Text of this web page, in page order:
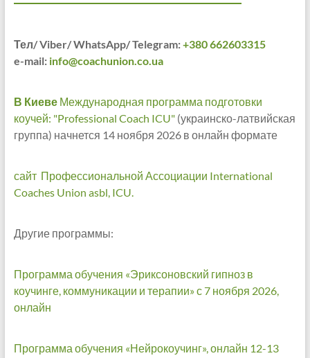
Тел/ Viber/ WhatsApp/ Telegram:+380 662603315
e-mail: info@coachunion.co.ua
В КиевеМеждународная программа подготовки
коучей: "Professional Coach ICU"(украинско-латвийская
группа) начнется 14 ноября 2026 в онлайн формате
сайт Профессиональной Ассоциации International
Coaches Union asbl, ICU.
Другие программы:
Программа обучения «Эриксоновский гипноз в
коучинге, коммуникации и терапии» с 7 ноября 2026,
онлайн
Программа обучения «Нейрокоучинг», онлайн 12-13